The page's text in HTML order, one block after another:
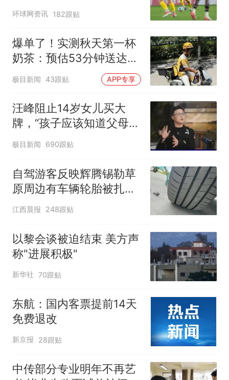
环球网资讯 182跟贴
爆单了！实测秋天第一杯
奶茶：预估53分钟送达，
实际耗时92分钟
极目新闻 43跟贴 APP专享
汪峰阻止14岁女儿买大
牌，“孩子应该知道父母的
不易”，称自己买衣服80%
极目新闻 690跟贴
自驾游客反映辉腾锡勒草
原周边有车辆轮胎被扎，
修理店铺换胎价格高达千
江西晨报 248跟贴
以黎会谈被迫结束 美方声
称"进展积极"
新华社 70跟贴
东航：国内客票提前14天
免费退改
新京报 28跟贴
中传部分专业明年不再艺